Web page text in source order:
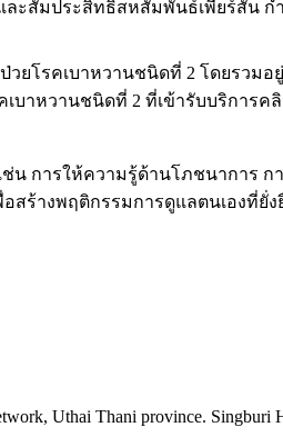
และสัมประสิทธิ์สหสัมพันธ์เพียร์สัน
ยโรคเบาหวานชนิดที่ 2 โดยรวมอ
บาหวานชนิดที่ 2 ที่เข้ารับบริการค
น การให้ความรู้ด้านโภชนาการ ก
สร้างพฤติกรรมการดูแลตนเองที่ยั่
Uthai Thani province. Singburi